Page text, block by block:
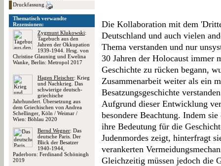
Druckfassung
Thematisch verwandte
Rezensionen:
Zygmunt Klukowski:
Tagebuch aus den
Jahren der Okkupation
1939-1944. Hrsg. von
Christine Glauning und Ewelina
Wanke, Berlin: Metropol 2017
Hagen Fleischer: Krieg
und Nachkrieg. Das
schwierige deutsch-
griechische
Jahrhundert. Übersetzung aus
dem Griechischen von Andrea
Schellinger, Köln / Weimar /
Wien: Böhlau 2020
Bernd Wegner: Das
deutsche Paris. Der
Blick der Besatzer
1940-1944,
Paderborn: Ferdinand Schöningh
2019
Die Kollaboration mit dem
Deutschland und auch vielen
Thema verstanden und nur
30 Jahren der Holocaust immer
Geschichte zu rücken begann,
Zusammenarbeit weiter als ein
Besatzungsgeschichte
Aufgrund dieser Entwicklung
besondere Beachtung. Indem
ihre Bedeutung für die
Judenmordes zeigt, hinterfragt
verankerten
Gleichzeitig müssen jedoch die